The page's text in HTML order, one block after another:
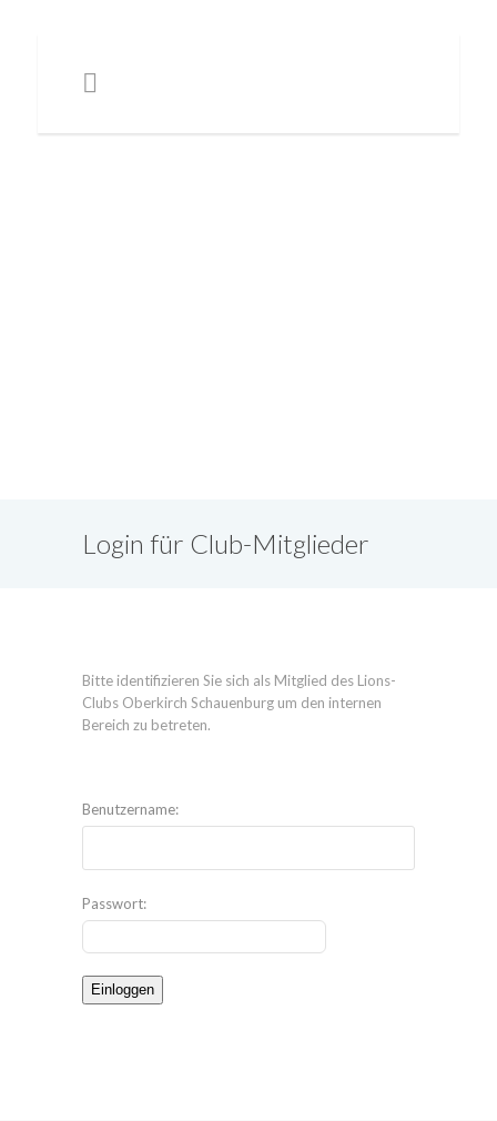
Login für Club-Mitglieder
Bitte identifizieren Sie sich als Mitglied des Lions-
Clubs Oberkirch Schauenburg um den internen
Bereich zu betreten.
Benutzername:
Passwort: